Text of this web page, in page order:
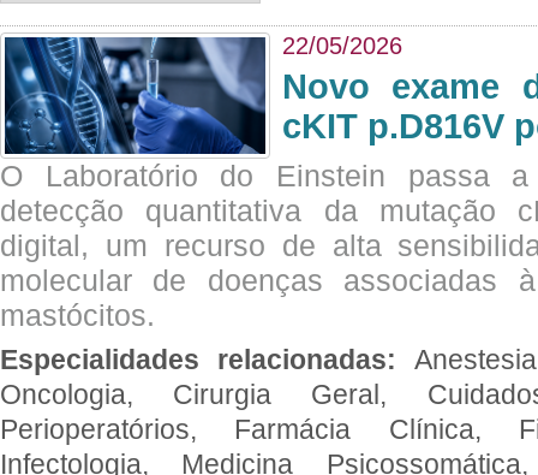
22/05/2026
Novo exame
cKIT p.D816V
O Laboratório do Einstein passa
detecção quantitativa da mutação
digital, um recurso de alta
molecular de doenças associadas
mastócitos.
Especialidades relacionadas:
Oncologia, Cirurgia Geral,
Perioperatórios, Farmácia Clínica,
Infectologia, Medicina